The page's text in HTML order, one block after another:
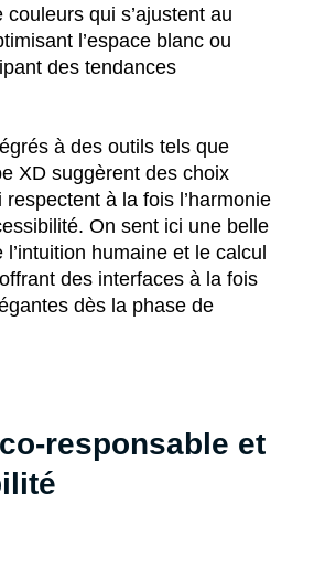
qui s’ajustent au
l’espace blanc ou
des tendances
à des outils tels que
XD suggèrent des choix
à la fois l’harmonie
On sent ici une belle
humaine et le calcul
des interfaces à la fois
dès la phase de
responsable et